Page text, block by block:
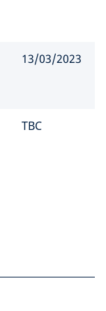
13/03/2023
TBC